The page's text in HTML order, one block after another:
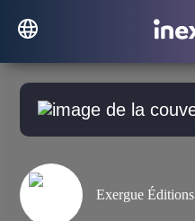
Exergue Éditions